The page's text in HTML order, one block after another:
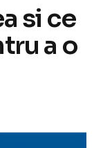
si ce
a o